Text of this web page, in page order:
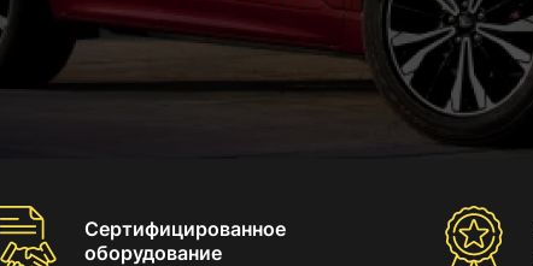
Сертифицированное
оборудование